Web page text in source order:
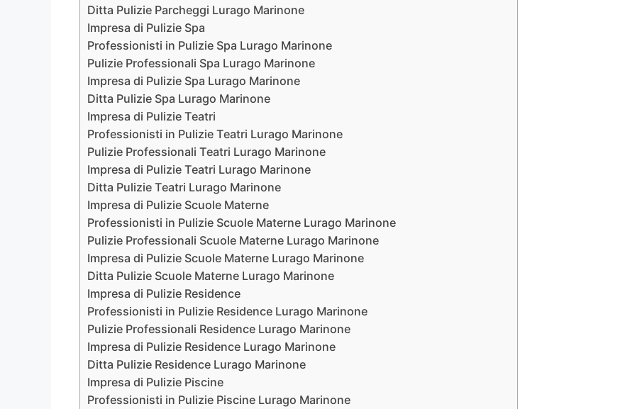
Ditta Pulizie Parcheggi Lurago Marinone
Impresa di Pulizie Spa
Professionisti in Pulizie Spa Lurago Marinone
Pulizie Professionali Spa Lurago Marinone
Impresa di Pulizie Spa Lurago Marinone
Ditta Pulizie Spa Lurago Marinone
Impresa di Pulizie Teatri
Professionisti in Pulizie Teatri Lurago Marinone
Pulizie Professionali Teatri Lurago Marinone
Impresa di Pulizie Teatri Lurago Marinone
Ditta Pulizie Teatri Lurago Marinone
Impresa di Pulizie Scuole Materne
Professionisti in Pulizie Scuole Materne Lurago Marinone
Pulizie Professionali Scuole Materne Lurago Marinone
Impresa di Pulizie Scuole Materne Lurago Marinone
Ditta Pulizie Scuole Materne Lurago Marinone
Impresa di Pulizie Residence
Professionisti in Pulizie Residence Lurago Marinone
Pulizie Professionali Residence Lurago Marinone
Impresa di Pulizie Residence Lurago Marinone
Ditta Pulizie Residence Lurago Marinone
Impresa di Pulizie Piscine
Professionisti in Pulizie Piscine Lurago Marinone